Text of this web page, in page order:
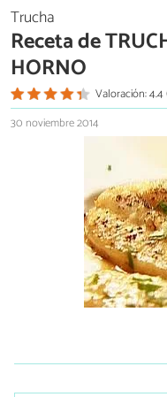
Trucha
Receta de
HORNO
Valoración: 4.4
30 noviembre 2014